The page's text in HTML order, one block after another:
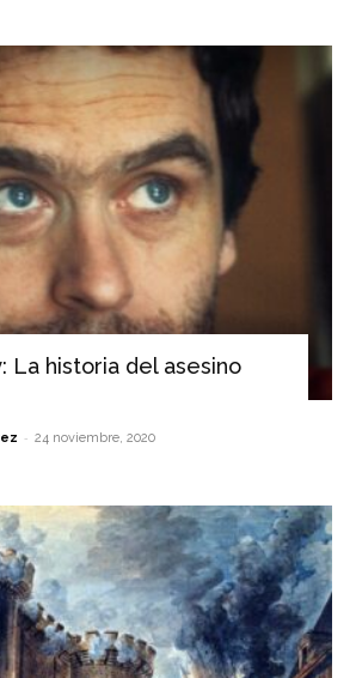
La historia del asesino
- 24 noviembre, 2020